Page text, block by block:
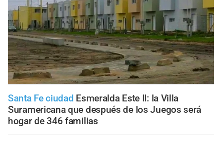
Santa Fe ciudad Esmeralda Este II: la Villa
Suramericana que después de los Juegos será
hogar de 346 familias